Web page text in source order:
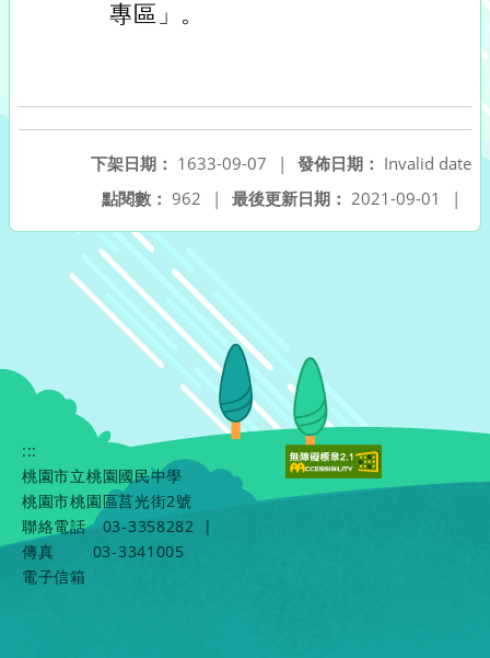
專區」。
發佈日期： Invalid date
下架日期： 1633-09-07
|
最後更新日期： 2021-09-01 |
點閱數： 962 |
:::
桃園市立桃園國民中學
桃園市桃園區莒光街2號
聯絡電話
03-3358282
|
傳真
03-3341005
電子信箱